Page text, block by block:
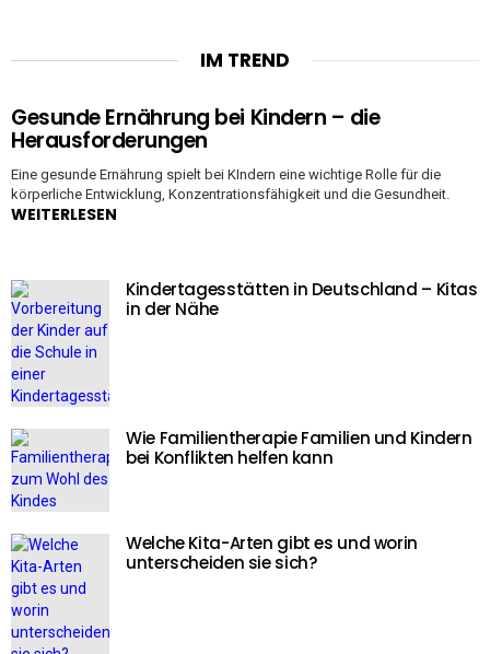
IM TREND
Gesunde Ernährung bei Kindern – die
Herausforderungen
Eine gesunde Ernährung spielt bei KIndern eine wichtige Rolle für die
körperliche Entwicklung, Konzentrationsfähigkeit und die Gesundheit.
WEITERLESEN
Kindertagesstätten in Deutschland – Kitas
in der Nähe
Wie Familientherapie Familien und Kindern
bei Konflikten helfen kann
Welche Kita-Arten gibt es und worin
unterscheiden sie sich?